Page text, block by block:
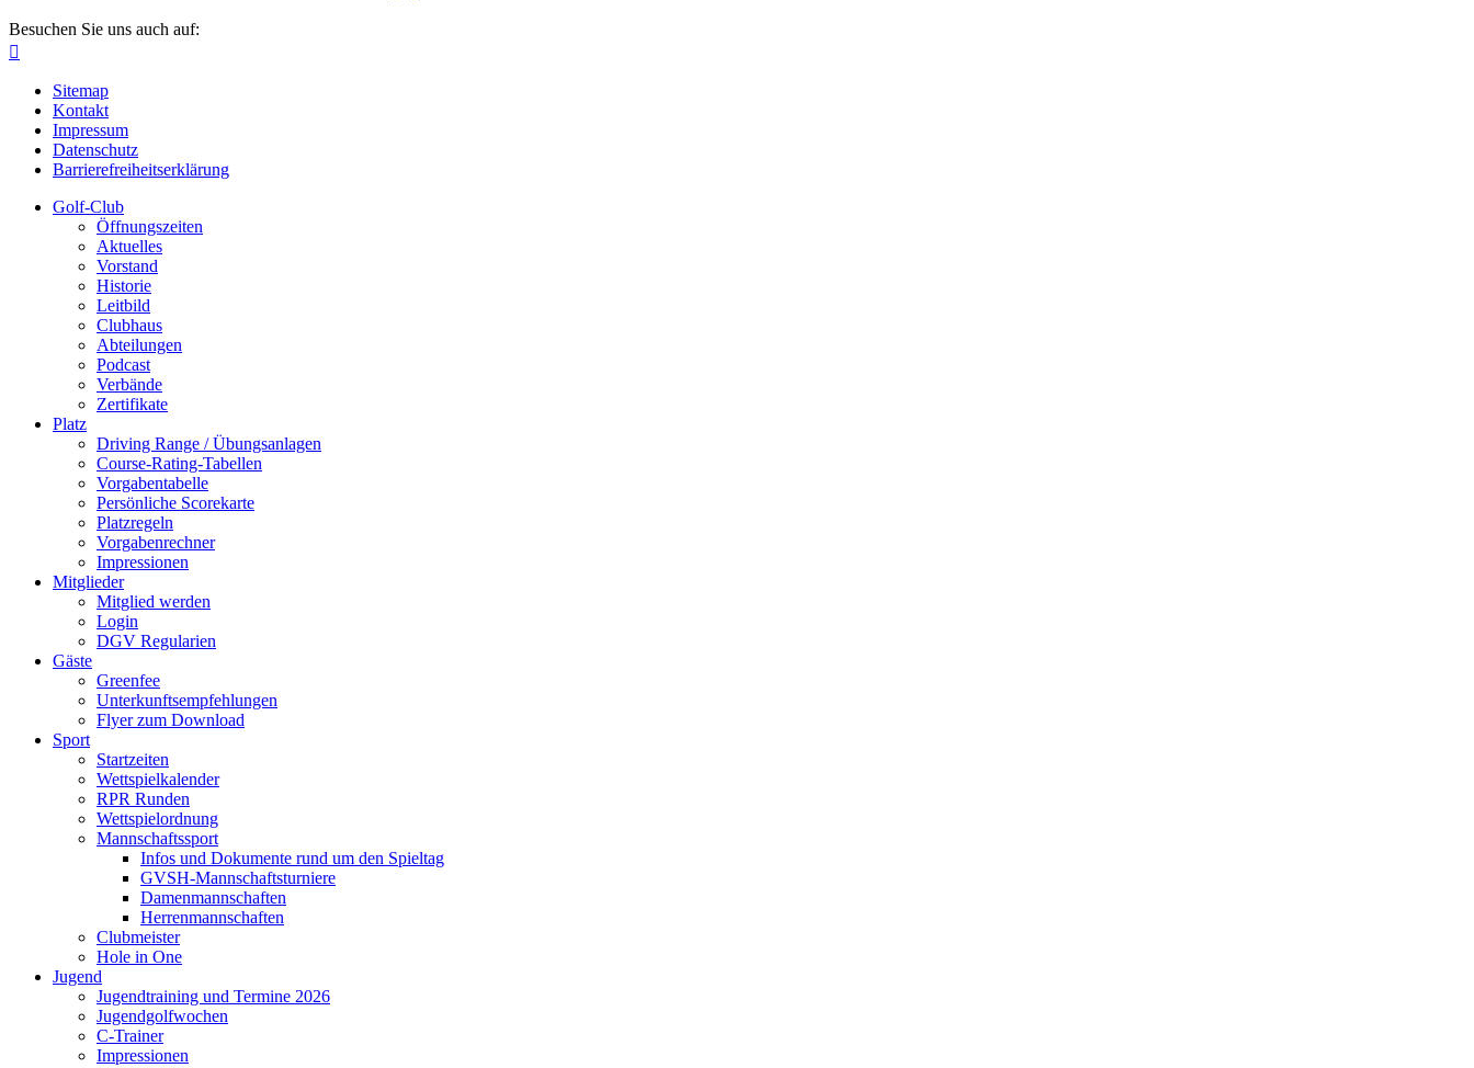
Besuchen Sie uns auch auf:

Sitemap
Kontakt
Impressum
Datenschutz
Barrierefreiheitserklärung
Golf-Club
Öffnungszeiten
Aktuelles
Vorstand
Historie
Leitbild
Clubhaus
Abteilungen
Podcast
Verbände
Zertifikate
Platz
Driving Range / Übungsanlagen
Course-Rating-Tabellen
Vorgabentabelle
Persönliche Scorekarte
Platzregeln
Vorgabenrechner
Impressionen
Mitglieder
Mitglied werden
Login
DGV Regularien
Gäste
Greenfee
Unterkunftsempfehlungen
Flyer zum Download
Sport
Startzeiten
Wettspielkalender
RPR Runden
Wettspielordnung
Mannschaftssport
Infos und Dokumente rund um den Spieltag
GVSH-Mannschaftsturniere
Damenmannschaften
Herrenmannschaften
Clubmeister
Hole in One
Jugend
Jugendtraining und Termine 2026
Jugendgolfwochen
C-Trainer
Impressionen